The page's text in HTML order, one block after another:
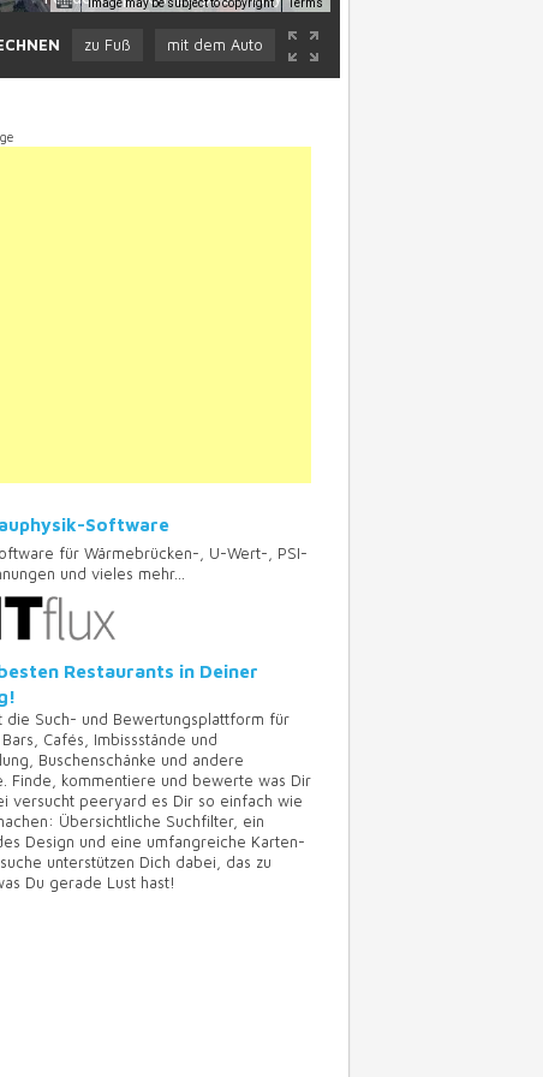
Image may be subject to copyright Terms
zu Fuß mit dem Auto
Software
für Wärmebrücken-, U-Wert-, PSI-
und vieles mehr...
Restaurants in Deiner
die Such- und Bewertungsplattform für
Cafés, Imbissstände und
Buschenschänke und andere
Finde, kommentiere und bewerte was Dir
versucht peeryard es Dir so einfach wie
Übersichtliche Suchfilter, ein
Design und eine umfangreiche Karten-
unterstützen Dich dabei, das zu
Du gerade Lust hast!